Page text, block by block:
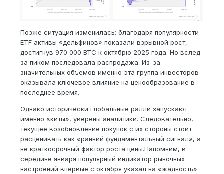
Позже ситуация изменилась: благодаря популярности
ETF активы «дельфинов» показали взрывной рост,
достигнув 970 000 BTC к октябрю 2025 года. Но вслед
за пиком последовала распродажа. Из-за
значительных объемов именно эта группа инвесторов
оказывала ключевое влияние на ценообразование в
последнее время.
Однако исторически глобальные ралли запускают
именно «киты», уверены аналитики. Следовательно,
текущее возобновление покупок с их стороны стоит
расценивать как «ранний фундаментальный сигнал», а
не краткосрочный фактор роста цены.Напомним, в
середине января популярный индикатор рыночных
настроений впервые с октября указал на «жадность»